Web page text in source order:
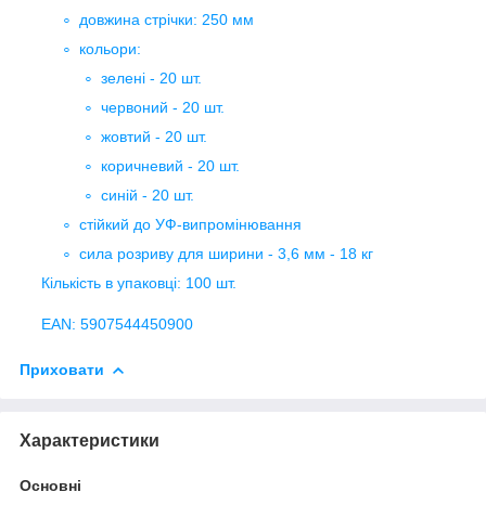
довжина стрічки: 250 мм
кольори:
зелені - 20 шт.
червоний - 20 шт.
жовтий - 20 шт.
коричневий - 20 шт.
синій - 20 шт.
стійкий до УФ-випромінювання
сила розриву для ширини - 3,6 мм - 18 кг
Кількість в упаковці: 100 шт.
EAN: 5907544450900
Приховати
Характеристики
Основні